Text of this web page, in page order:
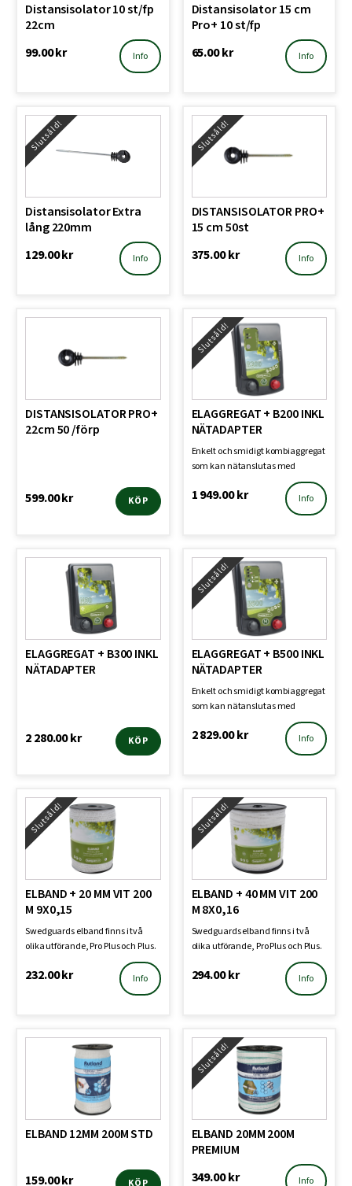
Distansisolator 10 st/fp
22cm
99.00kr Info
Distansisolator 15 cm
Pro+ 10 st/fp
65.00kr Info
Slutsåld!
Distansisolator Extra
lång 220mm
129.00kr Info
Slutsåld!
DISTANSISOLATOR PRO+
15 cm 50st
375.00kr Info
DISTANSISOLATOR PRO+
22cm 50 /förp
599.00kr KÖP
Slutsåld!
ELAGGREGAT + B200 INKL
NÄTADAPTER
Enkelt och smidigt kombiaggregat
som kan nätanslutas med
1 949.00kr Info
ELAGGREGAT + B300 INKL
NÄTADAPTER
2 280.00kr KÖP
Slutsåld!
ELAGGREGAT + B500 INKL
NÄTADAPTER
Enkelt och smidigt kombiaggregat
som kan nätanslutas med
2 829.00kr Info
Slutsåld!
ELBAND + 20 MM VIT 200
M 9X0,15
Swedguards elband finns i två
olika utförande, Pro Plus och Plus.
232.00kr Info
Slutsåld!
ELBAND + 40 MM VIT 200
M 8X0,16
Swedguards elband finns i två
olika utförande, Pro Plus och Plus.
294.00kr Info
ELBAND 12MM 200M STD
159.00kr KÖP
Slutsåld!
ELBAND 20MM 200M
PREMIUM
349.00kr Info